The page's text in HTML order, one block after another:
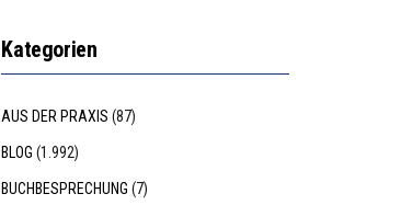
Kategorien
AUS DER PRAXIS (87)
BLOG (1.992)
BUCHBESPRECHUNG (7)